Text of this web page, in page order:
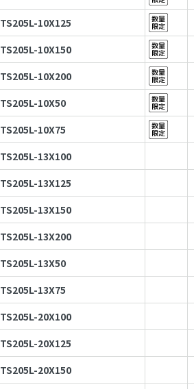
TS205L-10X125
TS205L-10X150
TS205L-10X200
TS205L-10X50
TS205L-10X75
TS205L-13X100
TS205L-13X125
TS205L-13X150
TS205L-13X200
TS205L-13X50
TS205L-13X75
TS205L-20X100
TS205L-20X125
TS205L-20X150